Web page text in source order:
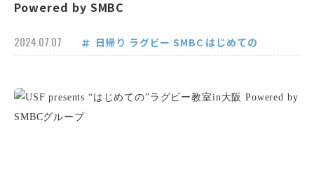
Powered by SMBC
2024.07.07 日帰り ラグビー SMBC はじめての